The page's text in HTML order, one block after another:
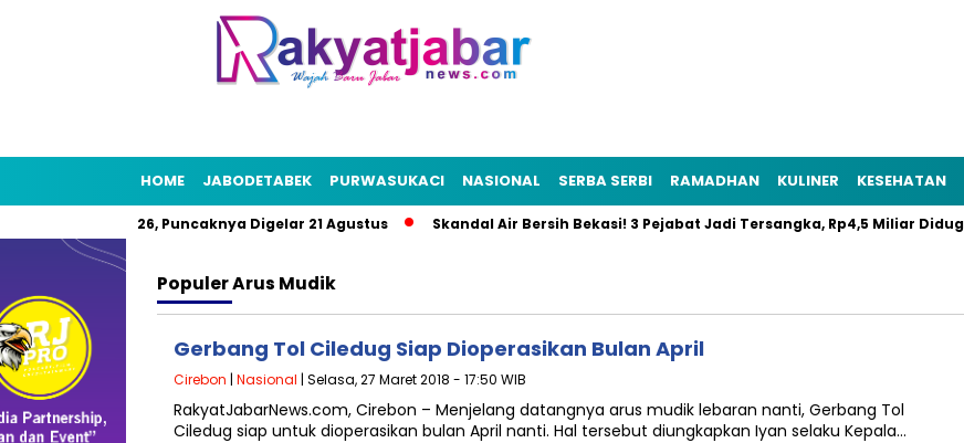
HOME JABODETABEK PURWASUKACI NASIONAL SERBA SERBI RAMADHAN KULINER KESEHATAN
HUT RI 2026, Puncaknya Digelar 21 Agustus Skandal Air Bersih Bekasi! 3 Pejabat Jadi Tersangka, Rp4,5 Miliar Diduga Raib
PopulerArus Mudik
Gerbang Tol Ciledug Siap Dioperasikan Bulan April
Cirebon | Nasional | Selasa, 27 Maret 2018 - 17:50 WIB
RakyatJabarNews.com, Cirebon – Menjelang datangnya arus mudik lebaran nanti, Gerbang Tol
Ciledug siap untuk dioperasikan bulan April nanti. Hal tersebut diungkapkan Iyan selaku Kepala…